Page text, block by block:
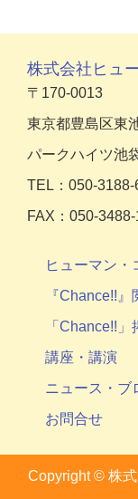
株式会社ヒュ
〒170-0013
東京都豊島区東
パークハイツ池
TEL：050-3188-
FAX：050-
ヒューマン・
『Chance!!』
「Chance!!
講座・講演
ニュース・ブ
お問合せ
Copyright © 株